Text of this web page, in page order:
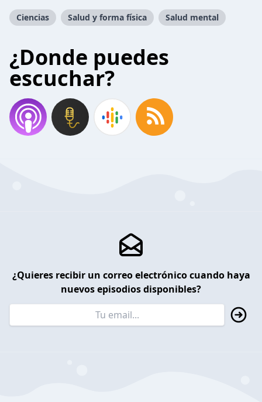
Ciencias Salud y forma física Salud mental
¿Donde puedes
escuchar?
¿Quieres recibir un correo electrónico cuando haya
nuevos episodios disponibles?